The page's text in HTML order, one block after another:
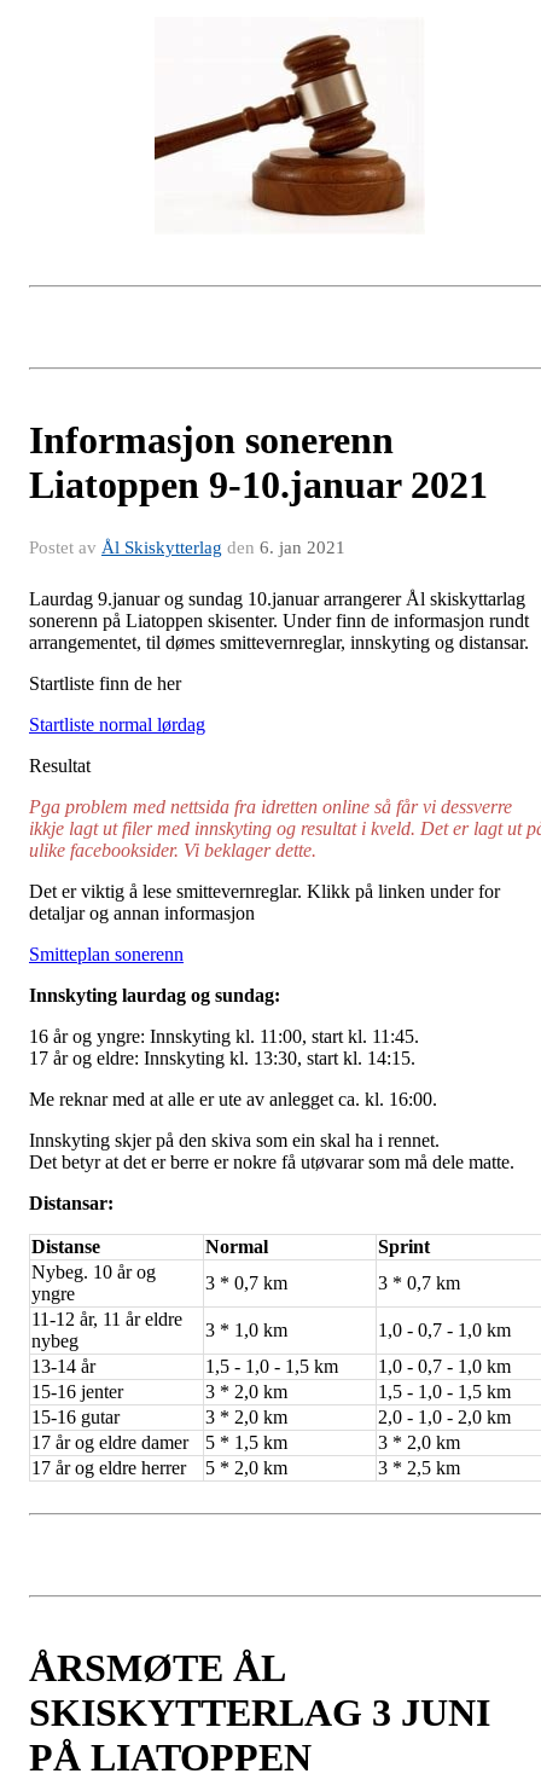
Informasjon sonerenn
Liatoppen 9-10.januar 2021
Postet av Ål Skiskytterlag den 6. jan 2021
Laurdag 9.januar og sundag 10.januar arrangerer Ål skiskyttarlag
sonerenn på Liatoppen skisenter. Under finn de informasjon rundt
arrangementet, til dømes smittevernreglar, innskyting og distansar.
Startliste finn de her
Startliste normal lørdag
Resultat
Pga problem med nettsida fra idretten online så får vi dessverre
ikkje lagt ut filer med innskyting og resultat i kveld. Det er lagt ut
ulike facebooksider. Vi beklager dette.
Det er viktig å lese smittevernreglar. Klikk på linken under for
detaljar og annan informasjon
Smitteplan sonerenn
Innskyting laurdag og sundag:
16 år og yngre: Innskyting kl. 11:00, start kl. 11:45.
17 år og eldre: Innskyting kl. 13:30, start kl. 14:15.
Me reknar med at alle er ute av anlegget ca. kl. 16:00.
Innskyting skjer på den skiva som ein skal ha i rennet.
Det betyr at det er berre er nokre få utøvarar som må dele matte.
Distansar:
Distanse Normal
Sprint
Nybeg. 10 år og
yngre
3 * 0,7 km
3 * 0,7 km
11-12 år, 11 år eldre
nybeg
3 * 1,0 km
1,0 - 0,7 - 1,0 km
13-14 år
1,5 - 1,0 - 1,5 km
1,0 - 0,7 - 1,0 km
15-16 jenter
3 * 2,0 km
1,5 - 1,0 - 1,5 km
15-16 gutar
3 * 2,0 km
2,0 - 1,0 - 2,0 km
17 år og eldre damer
5 * 1,5 km
3 * 2,0 km
17 år og eldre herrer
5 * 2,0 km 3 * 2,5 km
ÅRSMØTE ÅL
SKISKYTTERLAG 3 JUNI
PÅ LIATOPPEN